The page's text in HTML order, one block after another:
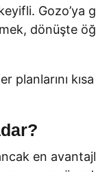
dönüşte
planlarını
en